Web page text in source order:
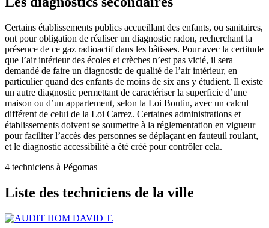
Certains établissements publics accueillant des enfants, ou sanitaires,
ont pour obligation de réaliser un diagnostic radon, recherchant la
présence de ce gaz radioactif dans les bâtisses. Pour avec la certitude
que l’air intérieur des écoles et crèches n’est pas vicié, il sera
demandé de faire un diagnostic de qualité de l’air intérieur, en
particulier quand des enfants de moins de six ans y étudient. Il existe
un autre diagnostic permettant de caractériser la superficie d’une
maison ou d’un appartement, selon la Loi Boutin, avec un calcul
différent de celui de la Loi Carrez. Certaines administrations et
établissements doivent se soumettre à la réglementation en vigueur
pour faciliter l’accès des personnes se déplaçant en fauteuil roulant,
et le diagnostic accessibilité a été créé pour contrôler cela.
4 techniciens à Pégomas
Liste des techniciens de la ville
DAVID T.